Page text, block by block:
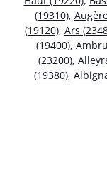
(19310),
(19120), Ars
(19400),
(23200),
(19380),